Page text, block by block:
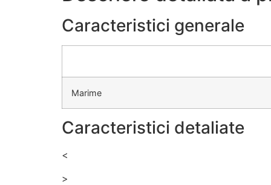
Caracteristici generale
Marime
Caracteristici detaliate
<
>